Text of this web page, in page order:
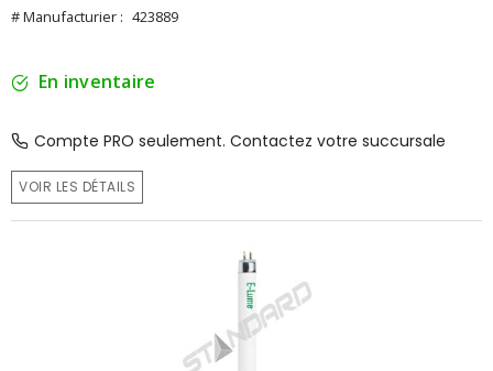
# Manufacturier : 423889
En inventaire
Compte PRO seulement. Contactez votre succursale
VOIR LES DÉTAILS